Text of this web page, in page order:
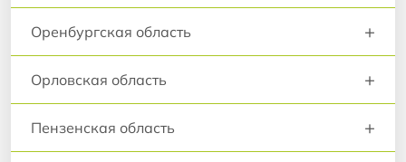
Оренбургская область +
Орловская область +
Пензенская область +